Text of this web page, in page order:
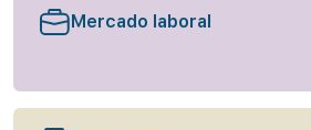
Mercado laboral